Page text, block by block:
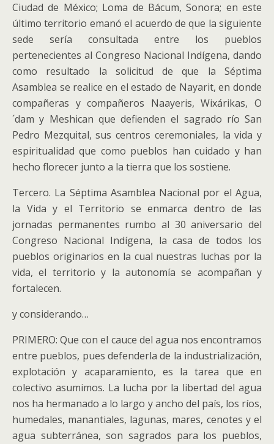
Ciudad de México; Loma de Bácum, Sonora; en este
último territorio emanó el acuerdo de que la siguiente
sede sería consultada entre los pueblos
pertenecientes al Congreso Nacional Indígena, dando
como resultado la solicitud de que la Séptima
Asamblea se realice en el estado de Nayarit, en donde
compañeras y compañeros Naayeris, Wixárikas, O
´dam y Meshican que defienden el sagrado río San
Pedro Mezquital, sus centros ceremoniales, la vida y
espiritualidad que como pueblos han cuidado y han
hecho florecer junto a la tierra que los sostiene.
Tercero. La Séptima Asamblea Nacional por el Agua,
la Vida y el Territorio se enmarca dentro de las
jornadas permanentes rumbo al 30 aniversario del
Congreso Nacional Indígena, la casa de todos los
pueblos originarios en la cual nuestras luchas por la
vida, el territorio y la autonomía se acompañan y
fortalecen.
y considerando…
PRIMERO: Que con el cauce del agua nos encontramos
entre pueblos, pues defenderla de la industrialización,
explotación y acaparamiento, es la tarea que en
colectivo asumimos. La lucha por la libertad del agua
nos ha hermanado a lo largo y ancho del país, los ríos,
humedales, manantiales, lagunas, mares, cenotes y el
agua subterránea, son sagrados para los pueblos,